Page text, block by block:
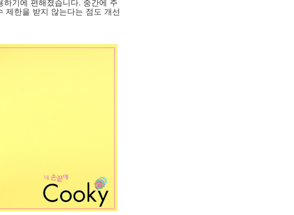
기에 편해졌습니다. 중간에 주
제한을 받지 않는다는 점도 개선